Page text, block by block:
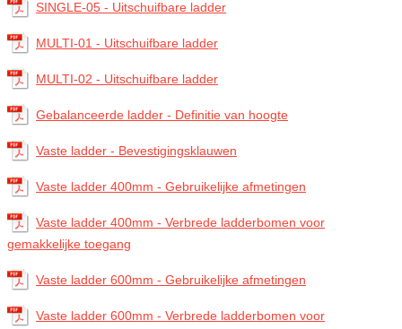
SINGLE-05 - Uitschuifbare ladder
MULTI-01 - Uitschuifbare ladder
MULTI-02 - Uitschuifbare ladder
Gebalanceerde ladder - Definitie van hoogte
Vaste ladder - Bevestigingsklauwen
Vaste ladder 400mm - Gebruikelijke afmetingen
Vaste ladder 400mm - Verbrede ladderbomen voor
gemakkelijke toegang
Vaste ladder 600mm - Gebruikelijke afmetingen
Vaste ladder 600mm - Verbrede ladderbomen voor